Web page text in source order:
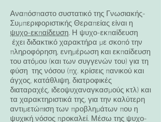
Αναπόσπαστο συστατικό της Γνωσιακής-
Συμπεριφοριστικής Θεραπείας είναι η
ψυχο-εκπαίδευση. Η ψυχο-εκπαίδευση
έχει διδακτικό χαρακτήρα με σκοπό την
πληροφόρηση, ενημέρωση και εκπαίδευση
του ατόμου (και των συγγενών του) για τη
φύση της νόσου (πχ. κρίσεις πανικού και
άγχος, κατάθλιψη, διατροφικές
διαταραχές, ιδεοψυχαναγκασμούς κτλ) και
τα χαρακτηριστικά της, για την καλύτερη
αντιμετώπιση των προβλημάτων που η
ψυχική νόσος προκαλεί. Μέσω της ψυχο-